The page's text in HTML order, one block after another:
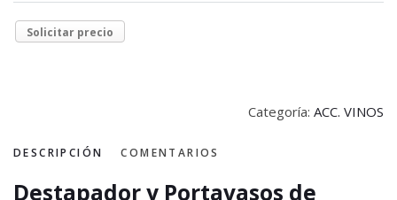
Solicitar precio
Categoría: ACC. VINOS
DESCRIPCIÓN COMENTARIOS
Destapador y Portavasos de